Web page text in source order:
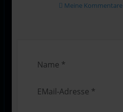
Meine Kommentare